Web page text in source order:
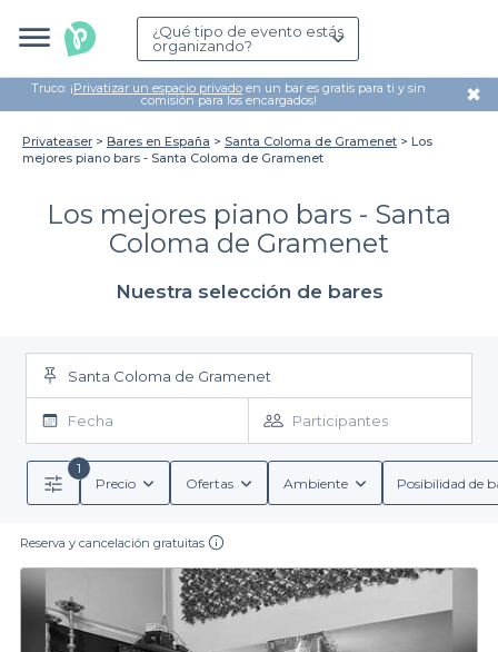
¿Qué tipo de evento estás
organizando?
Truco: ¡Privatizar un espacio privado en un bar es gratis para ti y sin
comisión para los encargados! ✖
Privateaser Bares en España Santa Coloma de Gramenet
Los
mejores piano bars - Santa Coloma de Gramenet
Los mejores piano bars - Santa
Coloma de Gramenet
Nuestra selección de bares
Santa Coloma de Gramenet
Fecha Participantes
1
Precio
Ofertas Ambiente Posibilidad de
Reserva y cancelación gratuitas